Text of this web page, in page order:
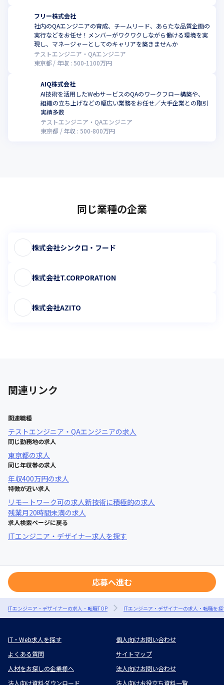
フリー株式会社
社内のQAエンジニアの育成、チームリード、あらたな品質企画の
実行などをお任せ！メンバーがワクワクしながら働ける環境を実
現し、マネージャーとしてのキャリアを築きませんか
テストエンジニア・QAエンジニア
東京都
年収 : 500-1100万円
AIQ株式会社
AI技術を活用したWebサービスのQAのワークフロー構築や、
組織の立ち上げなどの幅広い業務をお任せ／大手企業との取引
実績多数
テストエンジニア・QAエンジニア
東京都
年収 :500-800万円
同じ業種の企業
株式会社シンクロ・フード
株式会社T.CORPORATION
株式会社AZITO
関連リンク
関連職種
テストエンジニア・QAエンジニアの求人
同じ勤務地の求人
東京都の求人
同じ年収帯の求人
年収400万円の求人
特徴が近い求人
リモートワーク可の求人新技術に積極的の求人
残業月20時間未満の求人
求人検索ページに戻る
ITエンジニア・デザイナー求人を探す
応募へ進む
ITエンジニア・デザイナーの求人・転職TOP ITエンジニア・デザイナーの求人・転職を
IT・Web求人を探す
個人向けお問い合わせ
よくある質問
サイトマップ
人材をお探しの企業様へ
法人向けお問い合わせ
法人向け資料ダウンロード
法人向けお役立ち資料一覧